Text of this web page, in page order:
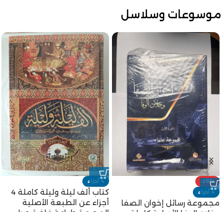
موسوعات وسلاسل
-28%
4 أجزاء
مجموعة رسائل إخوان الصفا
4 أجزاء
كتاب ألف ليلة وليلة كاملة 4
أجزاء عن الطبعة الأصلية